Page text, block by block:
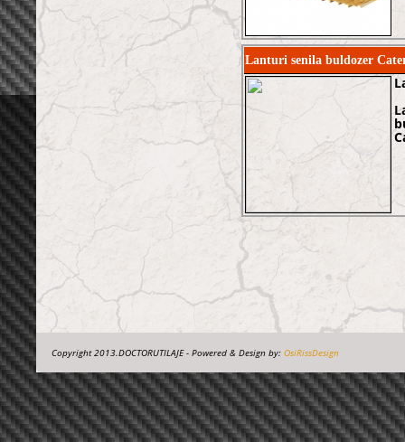
Lanturi senila buldozer
Copyright 2013.DOCTORUTILAJE - Powered & Design by: OsiRissDesign